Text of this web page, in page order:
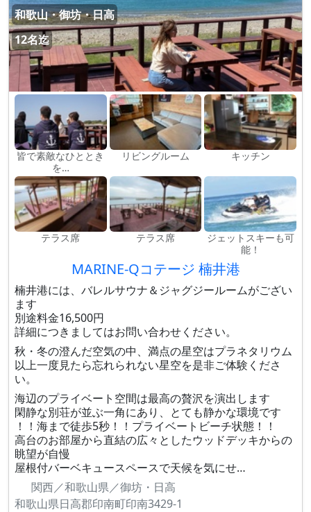
和歌山・御坊・日高
12名迄
皆で素敵なひととき
を…
リビングルーム キッチン
テラス席 テラス席
ジェットスキーも可
能！
MARINE-Qコテージ 楠井港
楠井港には、バレルサウナ＆ジャグジールームがござい
ます
別途料金16,500円
詳細につきましてはお問い合わせください。
秋・冬の澄んだ空気の中、満点の星空はプラネタリウム
以上一度見たら忘れられない星空を是非ご体験くださ
い。
海辺のプライベート空間は最高の贅沢を演出します
閑静な別荘が並ぶ一角にあり、とても静かな環境です
！！海まで徒歩5秒！！プライベートビーチ状態！！
高台のお部屋から直結の広々としたウッドデッキからの
眺望が自慢
屋根付バーベキュースペースで天候を気にせ…
関西／和歌山県／御坊・日高
和歌山県日高郡印南町印南3429-1